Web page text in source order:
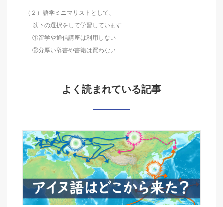
（２）語学ミニマリストとして、
以下の選択をして学習しています
①留学や通信講座は利用しない
②分厚い辞書や書籍は買わない
よく読まれている記事